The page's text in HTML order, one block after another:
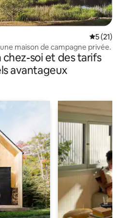
5 (21)
maison de campagne privée.
soi et des tarifs
avantageux